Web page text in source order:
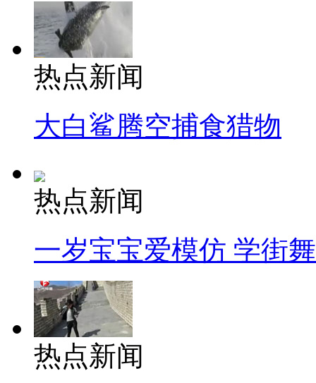
热点新闻
大白鲨腾空捕食猎物
热点新闻
一岁宝宝爱模仿 学街
热点新闻